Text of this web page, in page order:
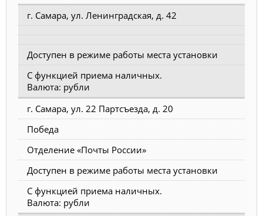
г. Самара, ул. Ленинградская, д. 42
Доступен в режиме работы места установки
С функцией приема наличных.
Валюта: рубли
г. Самара, ул. 22 Партсъезда, д. 20
Победа
Отделение «Почты России»
Доступен в режиме работы места установки
С функцией приема наличных.
Валюта: рубли